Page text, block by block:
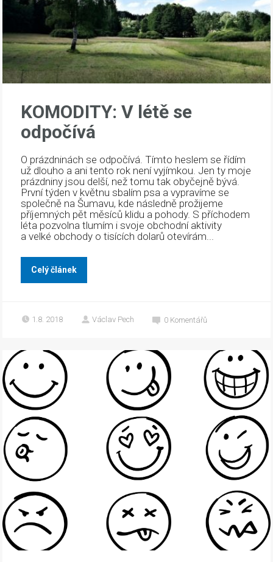
KOMODITY: V létě se
odpočívá
O prázdninách se odpočívá. Tímto heslem se řídím
už dlouho a ani tento rok není vyjímkou. Jen ty moje
prázdniny jsou delší, než tomu tak obyčejně bývá.
První týden v květnu sbalím psa a vypravíme se
společně na Šumavu, kde následně prožijeme
příjemných pět měsíců klidu a pohody. S příchodem
léta pozvolna tlumím i svoje obchodní aktivity
a velké obchody o tisících dolarů otevírám...
Celý článek
1.8. 2018 Václav Pech 0 Komentářů